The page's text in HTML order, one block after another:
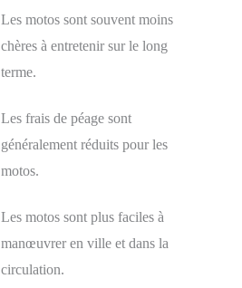
Les motos sont souvent moins
chères à entretenir sur le long
terme.
Les frais de péage sont
généralement réduits pour les
motos.
Les motos sont plus faciles à
manœuvrer en ville et dans la
circulation.